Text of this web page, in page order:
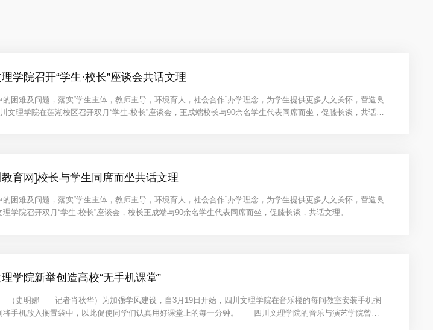
学院召开“学生·校长”座谈会共话文理
困难及问题，落实“学生主体，教师主导，环境育人，社会合作”办学理念，为学生提供更多人文关怀，营造良
文理学院在莲湖校区召开双月“学生·校长”座谈会，王成端校长与90余名学生代表同席而坐，促膝长谈，共话文
育网]校长与学生同席而坐共话文理
困难及问题，落实“学生主体，教师主导，环境育人，社会合作”办学理念，为学生提供更多人文关怀，营造良
学院召开双月“学生·校长”座谈会，校长王成端与90余名学生代表同席而坐，促膝长谈，共话文理。
学院新举创造高校“无手机课堂”
（史明娜 记者肖秋华）为加强学风建设，自3月19日开始，四川文理学院在音乐楼的每间教室安装手机搁
将手机放入搁置袋中，以此促使同学们认真用好课堂上的每一分钟。 四川文理学院的音乐与演艺学院曾对